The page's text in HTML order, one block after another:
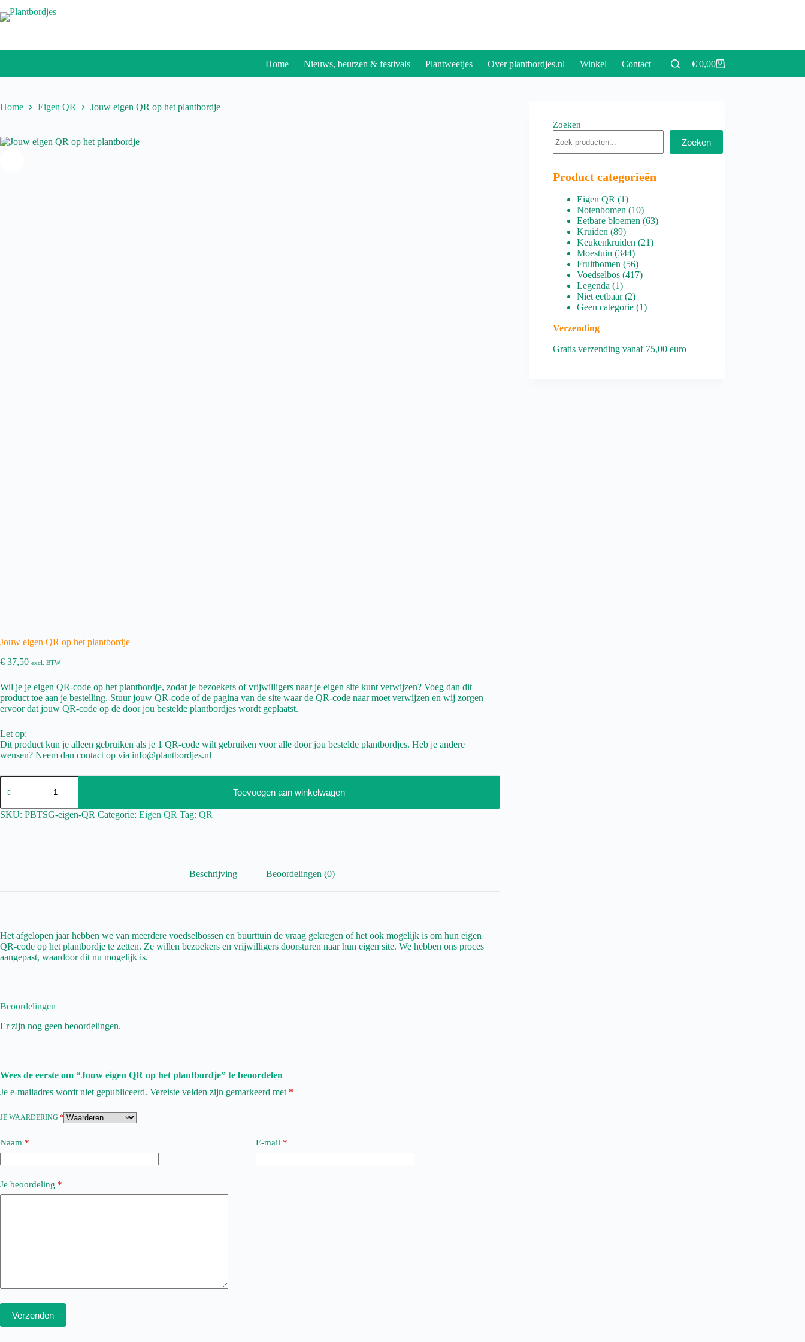
naar
Home Nieuws, beurzen & festivals Plantweetjes Over plantbordjes.nl Winkel Contact Winkelwagen
€0,00
Home Eigen QR Jouw eigen QR op het plantbordje
Jouw eigen QR op het plantbordje
€ 37,50 excl. BTW
Wil je je eigen QR-code op het plantbordje, zodat je bezoekers of vrijwilligers naar je eigen site kunt verwijzen? Voeg dan dit
product toe aan je bestelling. Stuur jouw QR-code of de pagina van de site waar de QR-code naar moet verwijzen en wij zorgen
ervoor dat jouw QR-code op de door jou bestelde plantbordjes wordt geplaatst.
Let op:
Dit product kun je alleen gebruiken als je 1 QR-code wilt gebruiken voor alle door jou bestelde plantbordjes. Heb je andere
wensen? Neem dan contact op via info@plantbordjes.nl
Jouw
eigen
op
het
Toevoegen aan winkelwagen
SKU: PBTSG-eigen-QR Categorie: Eigen QR Tag: QR
Beschrijving Beoordelingen (0)
Het afgelopen jaar hebben we van meerdere voedselbossen en buurttuin de vraag gekregen of het ook mogelijk is om hun eigen
QR-code op het plantbordje te zetten. Ze willen bezoekers en vrijwilligers doorsturen naar hun eigen site. We hebben ons proces
aangepast, waardoor dit nu mogelijk is.
Beoordelingen
Er zijn nog geen beoordelingen.
Wees de eerste om “Jouw eigen QR op het plantbordje” te beoordelen
Je e-mailadres wordt niet gepubliceerd. Vereiste velden zijn gemarkeerd met *
JE WAARDERING *
Naam * E-mail *
Je beoordeling *
Verzenden
Zoeken
Zoeken
Product categorieën
Eigen QR 11
product
Notenbomen 1010
producten
Eetbare bloemen 6363
Kruiden 8989
producten
Keukenkruiden 2121
Moestuin 344344
producten
Fruitbomen 5656
producten
Voedselbos 417417
Legenda 11
product
Niet eetbaar 22
producten
Geen categorie 11
Verzending
Gratis verzending vanaf 75,00 euro